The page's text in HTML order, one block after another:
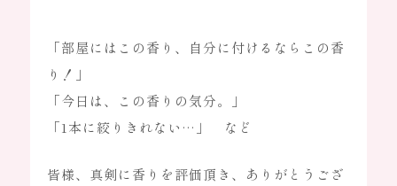
「部屋にはこの香り、自分に付けるならこの香
り！」
「今日は、この香りの気分。」
「1本に絞りきれない…」 など
皆様、真剣に香りを評価頂き、ありがとうござ